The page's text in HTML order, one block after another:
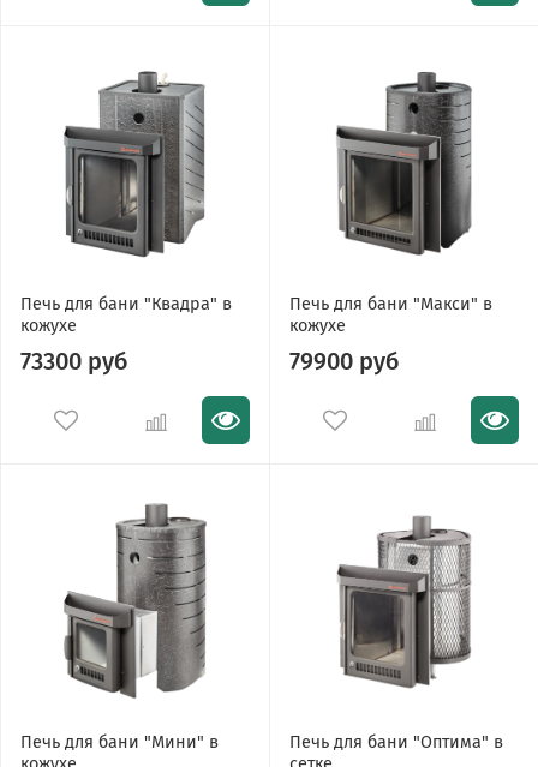
Печь для бани "Квадра" в
кожухе
73300 руб
Печь для бани "Макси" в
кожухе
79900 руб
Печь для бани "Мини" в
Печь для бани "Оптима" в